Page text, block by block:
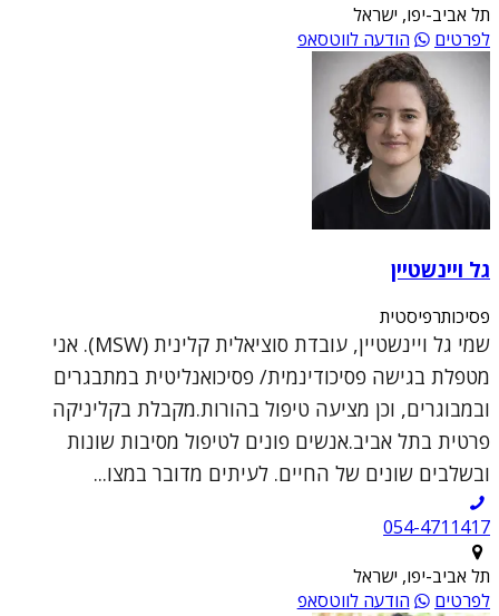
תל אביב-יפו, ישראל
לפרטים
הודעה לווטסאפ
גל ויינשטיין
פסיכותרפיסטית
שמי גל ויינשטיין, עובדת סוציאלית קלינית (MSW). אני
מטפלת בגישה פסיכודינמית/ פסיכואנליטית במתבגרים
ובמבוגרים, וכן מציעה טיפול בהורות.מקבלת בקליניקה
פרטית בתל אביב.אנשים פונים לטיפול מסיבות שונות
ובשלבים שונים של החיים. לעיתים מדובר במצו...
054-4711417
תל אביב-יפו, ישראל
לפרטים
הודעה לווטסאפ